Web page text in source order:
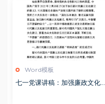
Word模板
七一党课讲稿：加强廉政文化建